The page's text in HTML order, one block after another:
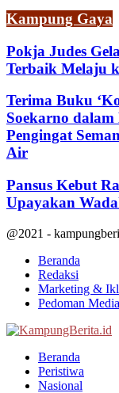
Kampung Gaya
Pokja Judes
Terbaik Melaju
Terima Buku
Soekarno
Pengingat
Air
Pansus Kebut
Upayakan
@2021 -
Beranda
Redaksi
Marketing &
Pedoman
Beranda
Peristiwa
Nasional